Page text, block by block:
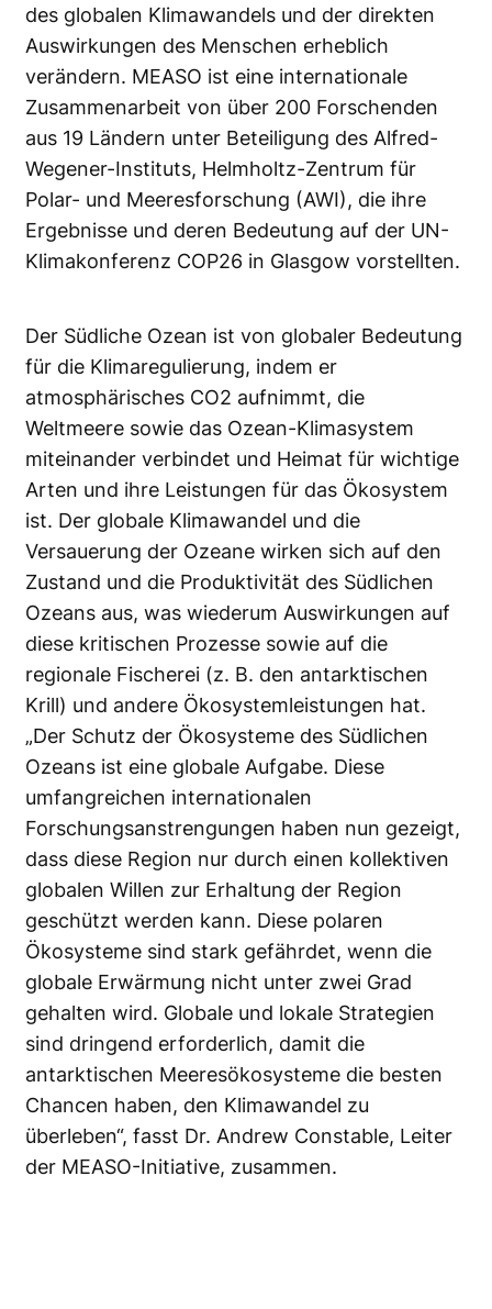
des globalen Klimawandels und der direkten
Auswirkungen des Menschen erheblich
verändern. MEASO ist eine internationale
Zusammenarbeit von über 200 Forschenden
aus 19 Ländern unter Beteiligung des Alfred-
Wegener-Instituts, Helmholtz-Zentrum für
Polar- und Meeresforschung (AWI), die ihre
Ergebnisse und deren Bedeutung auf der UN-
Klimakonferenz COP26 in Glasgow vorstellten.
Der Südliche Ozean ist von globaler Bedeutung
für die Klimaregulierung, indem er
atmosphärisches CO2 aufnimmt, die
Weltmeere sowie das Ozean-Klimasystem
miteinander verbindet und Heimat für wichtige
Arten und ihre Leistungen für das Ökosystem
ist. Der globale Klimawandel und die
Versauerung der Ozeane wirken sich auf den
Zustand und die Produktivität des Südlichen
Ozeans aus, was wiederum Auswirkungen auf
diese kritischen Prozesse sowie auf die
regionale Fischerei (z. B. den antarktischen
Krill) und andere Ökosystemleistungen hat.
„Der Schutz der Ökosysteme des Südlichen
Ozeans ist eine globale Aufgabe. Diese
umfangreichen internationalen
Forschungsanstrengungen haben nun gezeigt,
dass diese Region nur durch einen kollektiven
globalen Willen zur Erhaltung der Region
geschützt werden kann. Diese polaren
Ökosysteme sind stark gefährdet, wenn die
globale Erwärmung nicht unter zwei Grad
gehalten wird. Globale und lokale Strategien
sind dringend erforderlich, damit die
antarktischen Meeresökosysteme die besten
Chancen haben, den Klimawandel zu
überleben“, fasst Dr. Andrew Constable, Leiter
der MEASO-Initiative, zusammen.